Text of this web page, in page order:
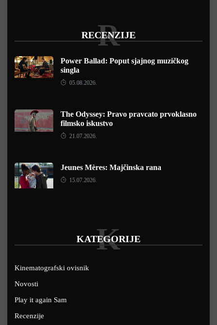
RECENZIJE
R
Power Ballad: Poput sjajnog muzičkog
singla
05.08.2026.
The Odyssey: Pravo pravcato prvoklasno
filmsko iskustvo
21.07.2026.
Jeunes Mères: Majčinska rana
15.07.2026.
KATEGORIJE
K
Kinematografski ovisnik
Novosti
Play it again Sam
Recenzije